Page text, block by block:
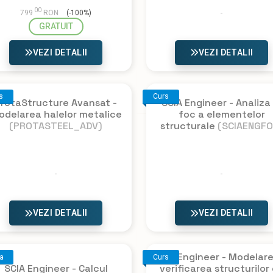
799 00 RON (-100%)
GRATUIT
VEZI DETALII VEZI DETALII
Avansat -
halelor metalice
(PROTASTEEL_ADV)
VEZI DETALII
CursSCIA Engineer -
foc a elementelor
structurale
VEZI DETALII
SCIA Engineer - Calcul
Curs
SCIA Engineer -
verificarea structurilor